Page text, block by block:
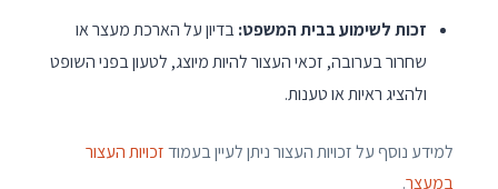
זכות לשימוע בבית המשפט:בדיון על הארכת מעצר או
שחרור בערובה, זכאי העצור להיות מיוצג, לטעון בפני השופט
ולהציג ראיות או טענות.
למידע נוסף על זכויות העצור ניתן לעיין בעמודזכויות העצור
במעצר.